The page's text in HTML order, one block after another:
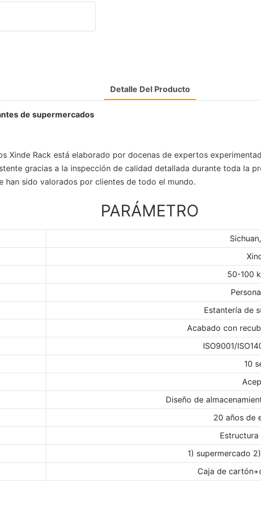
Detalle Del Producto
de supermercados
Xinde Rack está elaborado por docenas de expertos
gracias a la inspección de calidad detallada durante toda la
han sido valorados por clientes de todo el mundo.
PARÁMETRO
50-100
Estantería de
Acabado con
ISO9001/
10
Diseño de
20 años de
1) supermercado
Caja de